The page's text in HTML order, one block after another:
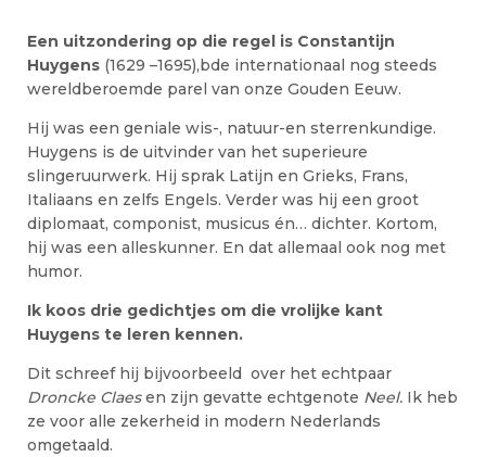
Een uitzondering op die regel is Constantijn
Huygens (1629 –1695),bde internationaal nog steeds
wereldberoemde parel van onze Gouden Eeuw.
Hij was een geniale wis-, natuur-en sterrenkundige.
Huygens is de uitvinder van het superieure
slingeruurwerk. Hij sprak Latijn en Grieks, Frans,
Italiaans en zelfs Engels. Verder was hij een groot
diplomaat, componist, musicus én… dichter. Kortom,
hij was een alleskunner. En dat allemaal ook nog met
humor.
Ik koos drie gedichtjes om die vrolijke kant
Huygens te leren kennen.
Dit schreef hij bijvoorbeeld over het echtpaar
Droncke Claesen zijn gevatte echtgenote Neel. Ik heb
ze voor alle zekerheid in modern Nederlands
omgetaald.